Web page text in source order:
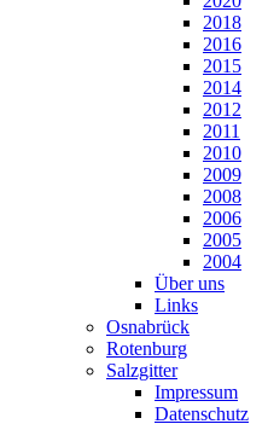
2018
2016
2015
2014
2012
2011
2010
2009
2008
2006
2005
2004
Über uns
Links
Osnabrück
Rotenburg
Salzgitter
Impressum
Datenschutz